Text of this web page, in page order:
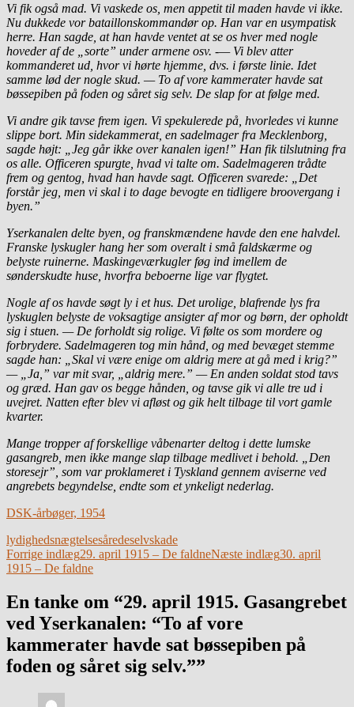
Vi fik også mad. Vi vaskede os, men appetit til maden havde vi ikke.
Nu duk­kede vor bataillonskommandør op. Han var en usympatisk
herre. Han sagde, at han havde ventet at se os hver med nogle
hoveder af de „sorte” under armene osv. -— Vi blev atter
kommanderet ud, hvor vi hørte hjemme, dvs. i første linie. Idet
samme lød der nogle skud. — To af vore kammerater havde sat
bøssepiben på foden og såret sig selv. De slap for at følge med.
Vi andre gik tavse frem igen. Vi spekulerede på, hvorledes vi kunne
slippe bort. Min sidekammerat, en sadelmager fra Mecklenborg,
sagde højt: „Jeg går ikke over kanalen igen!” Han fik tilslutning fra
os alle. Officeren spurgte, hvad vi talte om. Sadelmageren trådte
frem og gentog, hvad han havde sagt. Officeren svarede: „Det
forstår jeg, men vi skal i to dage bevogte en tidligere bro­overgang i
byen.”
Yserkanalen delte byen, og franskmændene havde den ene halvdel.
Franske lyskugler hang her som overalt i små faldskærme og
belyste ruinerne. Maskingeværkugler føg ind imellem de
sønderskudte huse, hvorfra beboerne lige var flygtet.
Nogle af os havde søgt ly i et hus. Det urolige, blafrende lys fra
lyskuglen belyste de voksagtige ansigter af mor og børn, der opholdt
sig i stuen. — De forholdt sig rolige. Vi følte os som mordere og
forbrydere. Sadelmageren tog min hånd, og med bevæget stemme
sagde han: „Skal vi være enige om aldrig mere at gå med i krig?”
— „Ja,” var mit svar, „aldrig mere.” — En anden soldat stod tavs
og græd. Han gav os begge hånden, og tavse gik vi alle tre ud i
uvejret. Nat­ten efter blev vi afløst og gik helt tilbage til vort gamle
kvarter.
Mange tropper af forskellige våbenarter deltog i dette lumske
gasangreb, men ikke mange slap tilbage medlivet i behold. „Den
storesejr”, som var proklameret i Tysk­land gennem aviserne ved
angrebets begyndelse, endte som et ynkeligt nederlag.
DSK-årbøger, 1954
lydighedsnægtelsesåredeselvskade
Indlægsnavigation
Forrige indlæg29. april 1915 – De faldneNæste indlæg30. april
1915 – De faldne
En tanke om “29. april 1915. Gasangrebet
ved Yserkanalen: “To af vore
kammerater havde sat bøssepiben på
foden og såret sig selv.””